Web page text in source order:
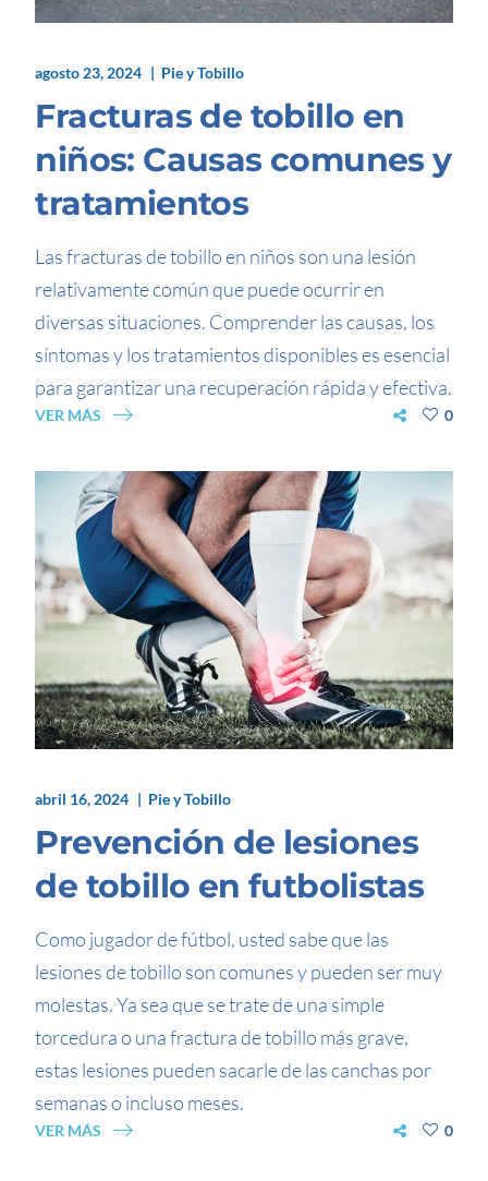
agosto 23, 2024 Pie y Tobillo
Fracturas de tobillo en
niños: Causas comunes y
tratamientos
Las fracturas de tobillo en niños son una lesión
relativamente común que puede ocurrir en
diversas situaciones. Comprender las causas, los
síntomas y los tratamientos disponibles es esencial
para garantizar una recuperación rápida y efectiva.
VER MÁS 0
abril 16, 2024 Pie y Tobillo
Prevención de lesiones
de tobillo en futbolistas
Como jugador de fútbol, usted sabe que las
lesiones de tobillo son comunes y pueden ser muy
molestas. Ya sea que se trate de una simple
torcedura o una fractura de tobillo más grave,
estas lesiones pueden sacarle de las canchas por
semanas o incluso meses.
VER MÁS 0